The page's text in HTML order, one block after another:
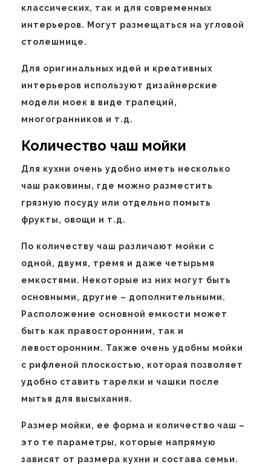
классических, так и для современных
интерьеров. Могут размещаться на угловой
столешнице.
Для оригинальных идей и креативных
интерьеров используют дизайнерские
модели моек в виде трапеций,
многогранников и т.д.
Количество чаш мойки
Для кухни очень удобно иметь несколько
чаш раковины, где можно разместить
грязную посуду или отдельно помыть
фрукты, овощи и т.д.
По количеству чаш различают мойки с
одной, двумя, тремя и даже четырьмя
емкостями. Некоторые из них могут быть
основными, другие – дополнительными.
Расположение основной емкости может
быть как правосторонним, так и
левосторонним. Также очень удобны мойки
с рифленой плоскостью, которая позволяет
удобно ставить тарелки и чашки после
мытья для высыхания.
Размер мойки, ее форма и количество чаш –
это те параметры, которые напрямую
зависят от размера кухни и состава семьи.